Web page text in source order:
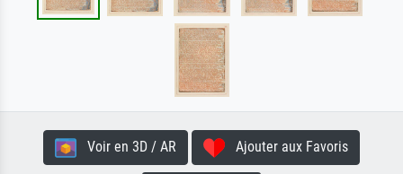
Voir en 3D / AR Ajouter aux Favoris